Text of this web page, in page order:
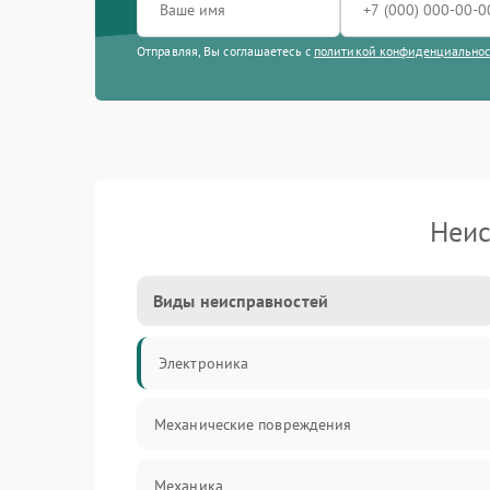
Отправляя, Вы соглашаетесь с политикой
Виды неисправностей
Электроника
Механические повреждения
Механика